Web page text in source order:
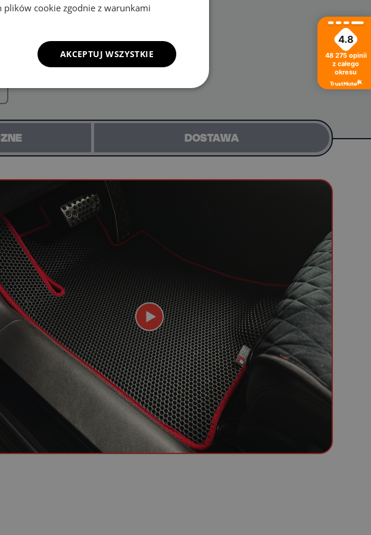
DOSTAWA
4.8
48 275 opinii
z całego
okresu
plików cookie zgodnie z warunkami
AKCEPTUJ WSZYSTKIE